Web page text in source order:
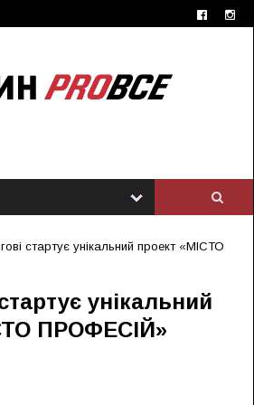
стартує унікальний проект «МІСТО
унікальний
ПРОФЕСІЙ»